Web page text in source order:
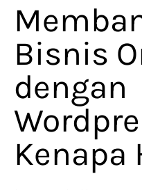
Bisnis
dengan
Kenapa